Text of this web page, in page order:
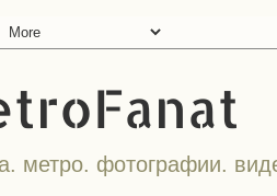
метро. фотографии.